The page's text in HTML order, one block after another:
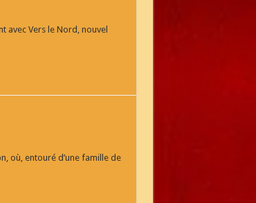
avec Vers le Nord, nouvel
où, entouré d’une famille de